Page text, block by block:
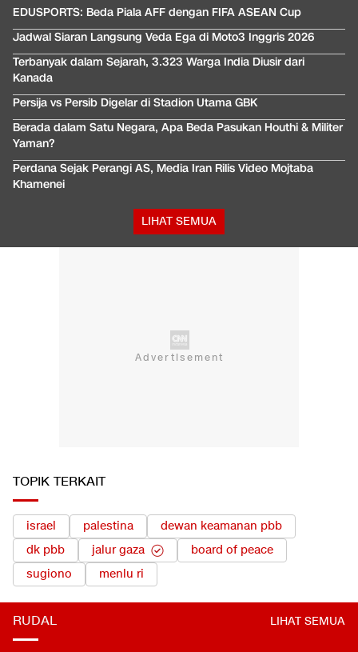
EDUSPORTS: Beda Piala AFF dengan FIFA ASEAN Cup
Jadwal Siaran Langsung Veda Ega di Moto3 Inggris 2026
Terbanyak dalam Sejarah, 3.323 Warga India Diusir dari
Kanada
Persija vs Persib Digelar di Stadion Utama GBK
Berada dalam Satu Negara, Apa Beda Pasukan Houthi & Militer
Yaman?
Perdana Sejak Perangi AS, Media Iran Rilis Video Mojtaba
Khamenei
LIHAT SEMUA
TOPIK TERKAIT
israel palestina
dewan keamanan pbb
dk pbb
jalur gaza
board of peace
sugiono
menlu ri
RUDAL LIHAT SEMUA